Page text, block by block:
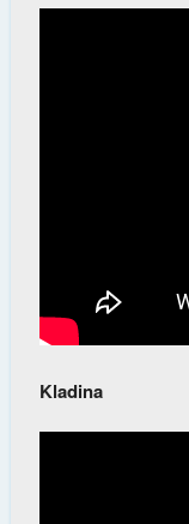
Kladina